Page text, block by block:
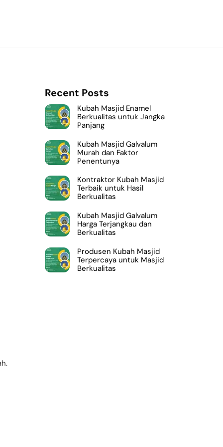
Recent Posts
Kubah Masjid Enamel
Berkualitas untuk Jangka
Panjang
Kubah Masjid Galvalum
Murah dan Faktor
Penentunya
Kontraktor Kubah Masjid
Terbaik untuk Hasil
Berkualitas
Kubah Masjid Galvalum
Harga Terjangkau dan
Berkualitas
Produsen Kubah Masjid
Terpercaya untuk Masjid
Berkualitas